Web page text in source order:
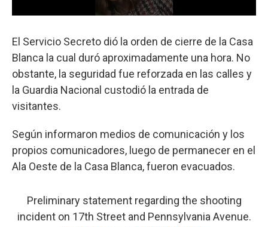
El Servicio Secreto dió la orden de cierre de la Casa
Blanca la cual duró aproximadamente una hora. No
obstante, la seguridad fue reforzada en las calles y
la Guardia Nacional custodió la entrada de
visitantes.
Según informaron medios de comunicación y los
propios comunicadores, luego de permanecer en el
Ala Oeste de la Casa Blanca, fueron evacuados.
Preliminary statement regarding the shooting
incident on 17th Street and Pennsylvania Avenue.